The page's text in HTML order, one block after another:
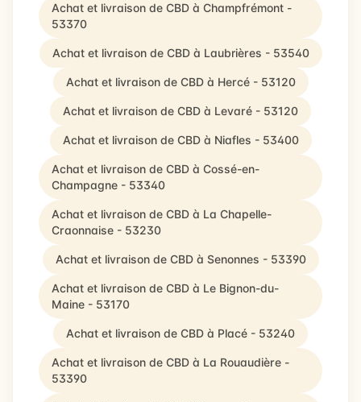
Achat et livraison de CBD à Champfrémont -
53370
Achat et livraison de CBD à Laubrières - 53540
Achat et livraison de CBD à Hercé - 53120
Achat et livraison de CBD à Levaré - 53120
Achat et livraison de CBD à Niafles - 53400
Achat et livraison de CBD à Cossé-en-
Champagne - 53340
Achat et livraison de CBD à La Chapelle-
Craonnaise - 53230
Achat et livraison de CBD à Senonnes - 53390
Achat et livraison de CBD à Le Bignon-du-
Maine - 53170
Achat et livraison de CBD à Placé - 53240
Achat et livraison de CBD à La Rouaudière -
53390